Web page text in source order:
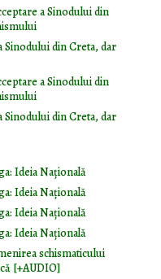
a Sinodului din
Sinodului din Creta, dar
a Sinodului din
Sinodului din Creta, dar
Ideia Naţională
Ideia Naţională
Ideia Naţională
Ideia Naţională
schismaticului
[+AUDIO]